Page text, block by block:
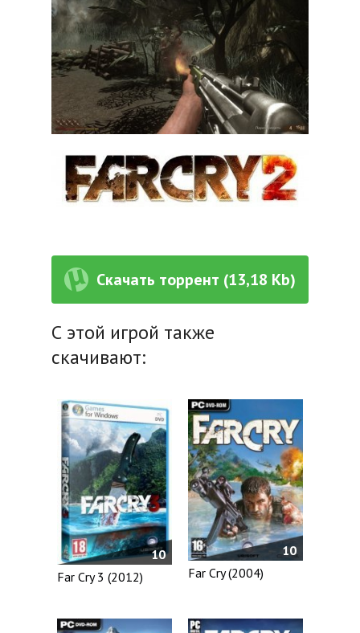
Скачать торрент (13,18 Kb)
С этой игрой также
скачивают:
10
Far Cry 3 (2012)
10
Far Cry (2004)